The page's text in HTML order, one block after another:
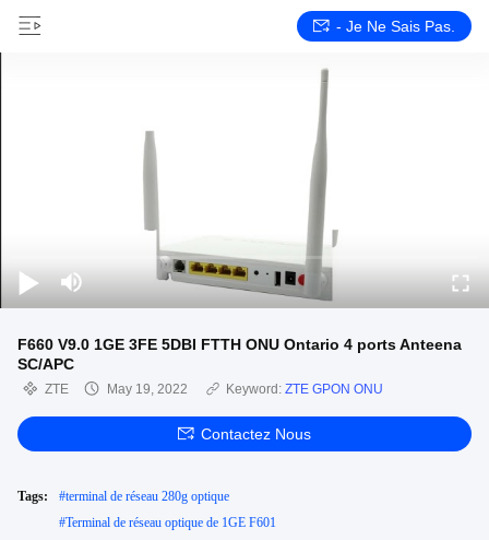
- Je Ne Sais Pas.
F660 V9.0 1GE 3FE 5DBI FTTH ONU Ontario 4 ports Anteena
SC/APC
ZTE May 19, 2022 Keyword: ZTE GPON ONU
Contactez Nous
Tags: #terminal de réseau 280g optique
#Terminal de réseau optique de 1GE F601